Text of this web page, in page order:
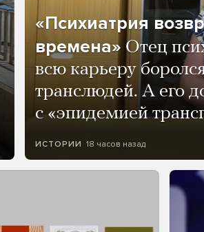
«Психиатрия
времена» Отец
всю карьеру
транслюдей. А его
с «эпидемией
ИСТОРИИ 18 часов назад